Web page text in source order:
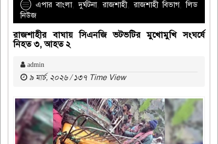
এপার বাংলা,দুর্ঘটনা,রাজশাহী,রাজশাহী বিভাগ,লিড
নিউজ
রাজশাহীর বাঘায় সিএনজি ভটভটির মুখোমুখি সংঘর্ষে
নিহত ৩, আহত ২
admin
৯ মার্চ, ২০২৬ / ১৩৭ Time View